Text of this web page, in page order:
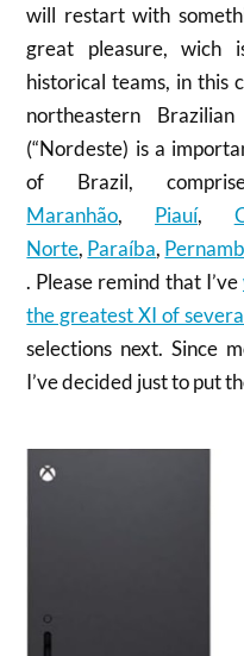
will restart with
great pleasure, wich
historical teams, in this
northeastern
(“Nordeste) is a
of Brazil,
Maranhão, Piauí,
Norte, Paraíba,
. Please remind that I’ve
the greatest XI of
selections next. Since
I’ve decided just to put